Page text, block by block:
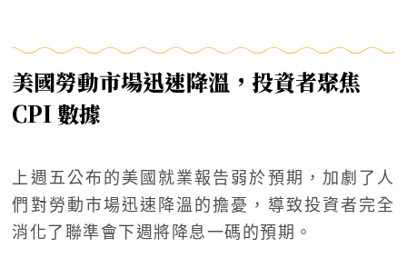
美國勞動市場迅速降溫，投資者聚焦
CPI 數據
上週五公布的美國就業報告弱於預期，加劇了人
們對勞動市場迅速降溫的擔憂，導致投資者完全
消化了聯準會下週將降息一碼的預期。